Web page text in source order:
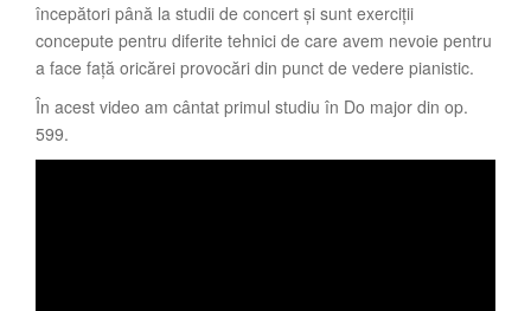
începători până la studii de concert și sunt exerciții
concepute pentru diferite tehnici de care avem nevoie pentru
a face față oricărei provocări din punct de vedere pianistic.
În acest video am cântat primul studiu în Do major din op.
599.